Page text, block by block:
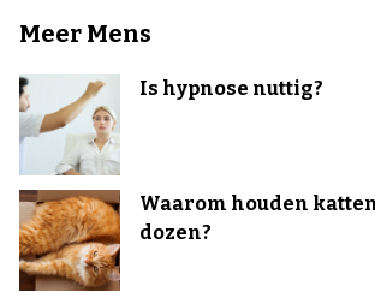
Meer Mens
Is hypnose nuttig?
Waarom houden
dozen?